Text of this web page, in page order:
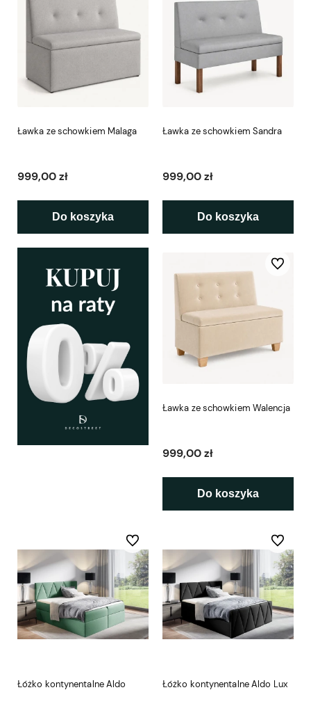
Ławka ze schowkiem Malaga
999,00 zł
Do koszyka
Ławka ze schowkiem Sandra
999,00 zł
Do koszyka
Ławka ze schowkiem Walencja
999,00 zł
Do koszyka
Do
Łóżko kontynentalne Aldo
Do ulubionych
Łóżko kontynentalne Aldo Lux
Do